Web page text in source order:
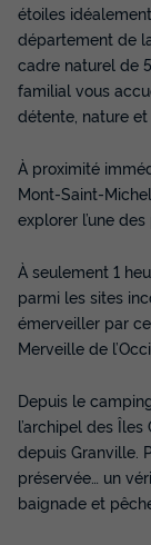
chambre
Annulation
Surface
20m²
Terrasse
Réfrigérateur
MOBILHOME 3
Meilleur prix
Modifier les dates
étoiles
département de
cadre naturel de
familial vous
détente, nature et
À proximité
Mont-Saint-
explorer l’une
À seulement 1
parmi les sites
émerveiller par
Merveille de
Depuis le
l’archipel des
depuis Granville.
préservée… un
baignade et